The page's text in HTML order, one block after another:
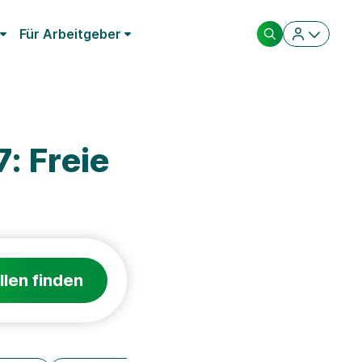
Für Arbeitgeber
Freie
finden